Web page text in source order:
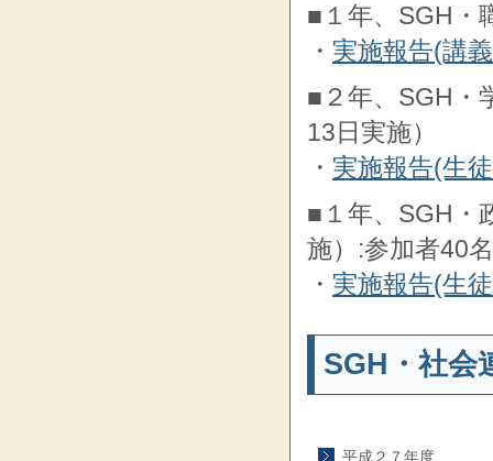
■１年、SGH・
・ 実施報告(講
■２年、SGH・
13日実施）
・ 実施報告(生
■１年、SGH・
施）:参加者40名
・ 実施報告(生
SGH・社会
平成２７年度